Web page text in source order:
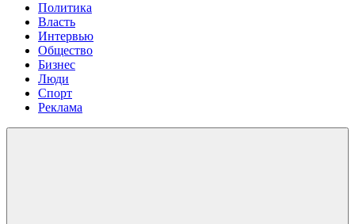
Политика
Власть
Интервью
Общество
Бизнес
Люди
Спорт
Реклама